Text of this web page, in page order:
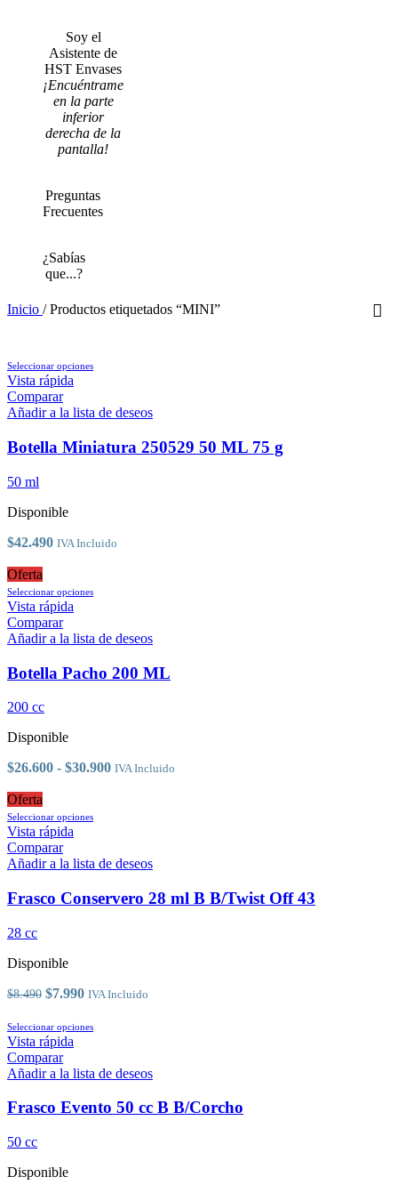
Soy el
Asistente de
HST Envases
¡Encuéntrame
en la parte
inferior
derecha de la
pantalla!
Preguntas
Frecuentes
¿Sabías
que...?
Inicio / Productos etiquetados “MINI”
Seleccionar opcionesEste
múltiples
Las
opciones
la
producto
Vista rápida
Comparar
Añadir a la lista de deseos
Botella Miniatura 250529 50 ML 75 g
50 ml
Disponible
$42.490 IVA Incluido
Oferta
Seleccionar opcionesEste
múltiples
Las
opciones
la
producto
Vista rápida
Comparar
Añadir a la lista de deseos
Botella Pacho 200 ML
200 cc
Disponible
$26.600 - $30.900Rango
$30.900
IVA Incluido
Oferta
Seleccionar opcionesEste
múltiples
Las
opciones
la
de
Vista rápida
Comparar
Añadir a la lista de deseos
Frasco Conservero 28 ml B B/Twist Off 43
28 cc
Disponible
$8.490 El
original
era:
$8.490.
$7.990El
actual
IVA Incluido
Seleccionar opcionesEste
múltiples
Las
Vista rápida
Comparar
Añadir a la lista de deseos
Frasco Evento 50 cc B B/Corcho
50 cc
Disponible